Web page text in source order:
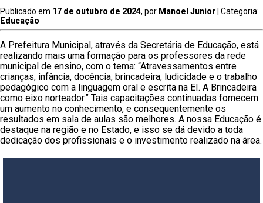
Publicado em 17 de outubro de 2024, por Manoel Junior | Categoria:
Educação
A Prefeitura Municipal, através da Secretária de Educação, está
realizando mais uma formação para os professores da rede
municipal de ensino, com o tema: “Atravessamentos entre
crianças, infância, docência, brincadeira, ludicidade e o trabalho
pedagógico com a linguagem oral e escrita na EI. A Brincadeira
como eixo norteador.” Tais capacitações continuadas fornecem
um aumento no conhecimento, e consequentemente os
resultados em sala de aulas são melhores. A nossa Educação é
destaque na região e no Estado, e isso se dá devido a toda
dedicação dos profissionais e o investimento realizado na área.